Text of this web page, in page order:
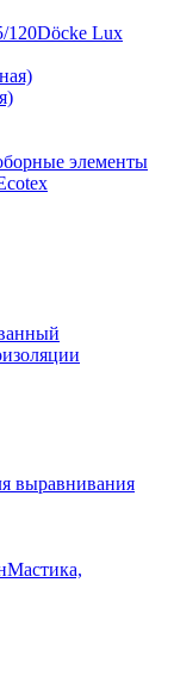
120Döсkе Luх
элементы
выравнивания
Мастика,